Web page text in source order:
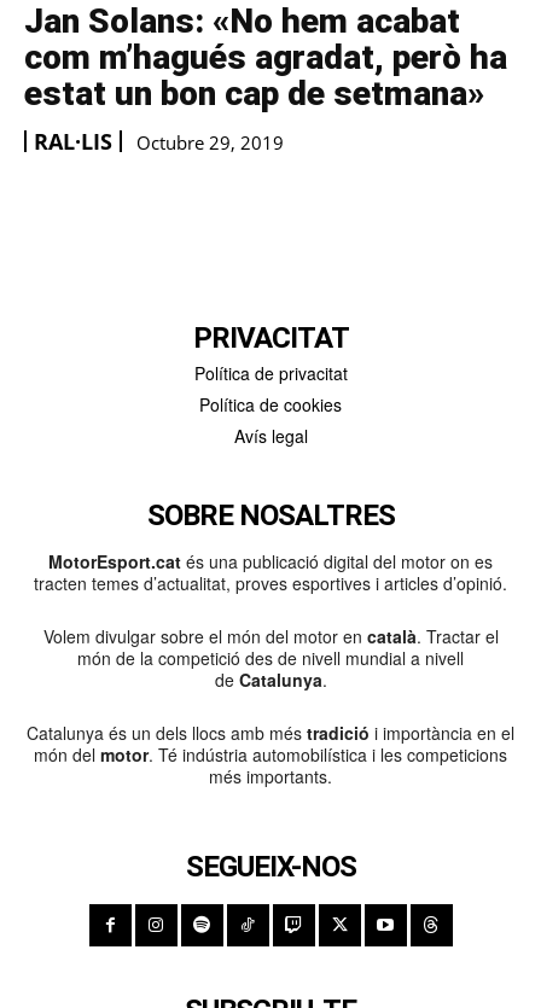
Jan Solans: «No hem acabat
com m’hagués agradat, però ha
estat un bon cap de setmana»
RAL·LIS Octubre 29, 2019
PRIVACITAT
Política de privacitat
Política de cookies
Avís legal
SOBRE NOSALTRES
MotorEsport.cat és una publicació digital del motor on es
tracten temes d’actualitat, proves esportives i articles d’opinió.
Volem divulgar sobre el món del motor en català. Tractar el
món de la competició des de nivell mundial a nivell
de Catalunya.
Catalunya és un dels llocs amb més tradició i importància en el
món del motor. Té indústria automobilística i les competicions
més importants.
SEGUEIX-NOS